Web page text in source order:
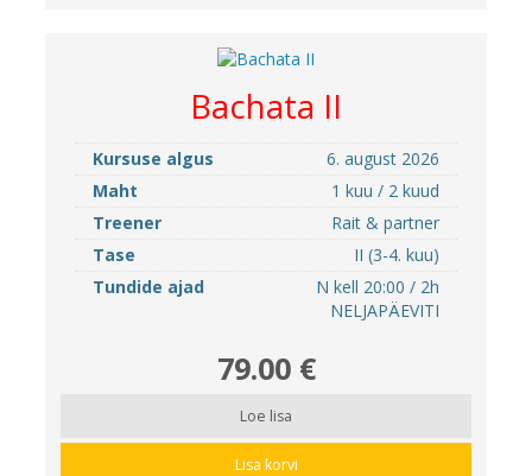
Bachata II
Kursuse algus
6. august 2026
Maht
1 kuu / 2 kuud
Treener
Rait & partner
Tase
II (3-4. kuu)
Tundide ajad
N kell 20:00 / 2h
NELJAPÄEVITI
79.00 €
Loe lisa
Lisa korvi